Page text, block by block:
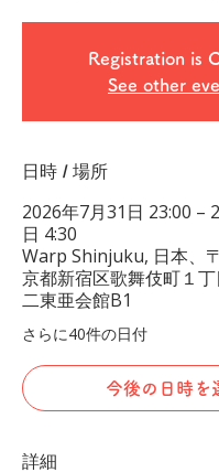
Registration is
See other
日時 / 場所
2026年7月31日 23:00 –
日 4:30
Warp Shinjuku, 日本、
京都新宿区歌舞伎町１
二東亜会館B1
さらに40件の日付
今後の日時を
詳細